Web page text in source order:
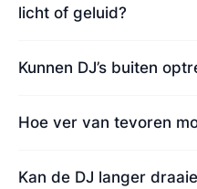
licht of geluid?
Kunnen DJ’s buiten
Hoe ver van tevoren
Kan de DJ langer